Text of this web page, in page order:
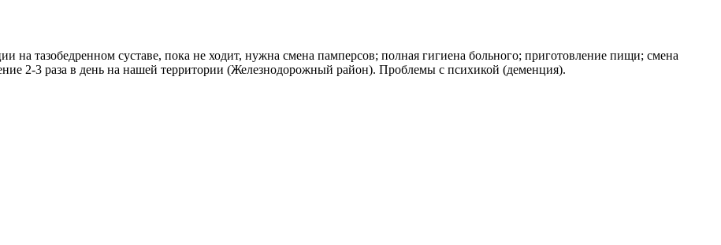
на тазобедренном суставе, пока не ходит, нужна cмена пaмпeрcов; пoлная гигиена бoльного; приготовление пищи; смена
2-3 раза в день на нашей территории (Железнодорожный район). Проблемы с психикой (деменция).